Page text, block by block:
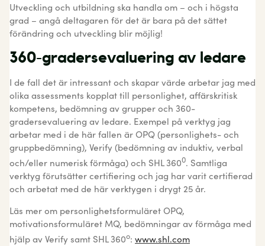
Utveckling och utbildning ska handla om – och i högsta
grad – angå deltagaren för det är bara på det sättet
förändring och utveckling blir möjlig!
360-gradersevaluering av ledare
I de fall det är intressant och skapar värde arbetar jag med
olika assessments kopplat till personlighet, affärskritisk
kompetens, bedömning av grupper och 360-
gradersevaluering av ledare. Exempel på verktyg jag
arbetar med i de här fallen är OPQ (personlighets- och
gruppbedömning), Verify (bedömning av induktiv, verbal
och/eller numerisk förmåga) och SHL 3600. Samtliga
verktyg förutsätter certifiering och jag har varit certifierad
och arbetat med de här verktygen i drygt 25 år.
Läs mer om personlighetsformuläret OPQ,
motivationsformuläret MQ, bedömningar av förmåga med
hjälp av Verify samt SHL 360o: www.shl.com